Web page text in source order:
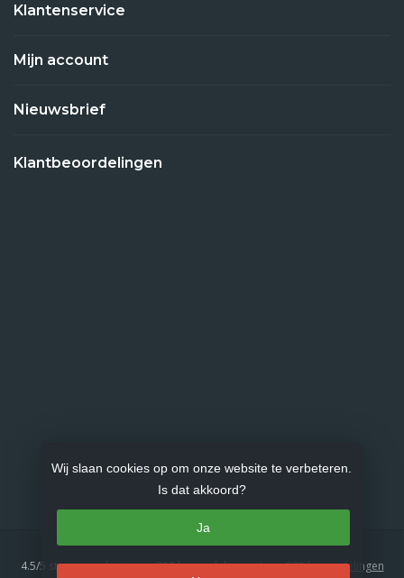
Klantenservice
Mijn account
Nieuwsbrief
Klantbeoordelingen
4.5/5 sterren op basis van833beoordelingen.Lees 833 beoordelingen
Wij slaan cookies op om onze website te verbeteren.
Is dat akkoord?
Ja